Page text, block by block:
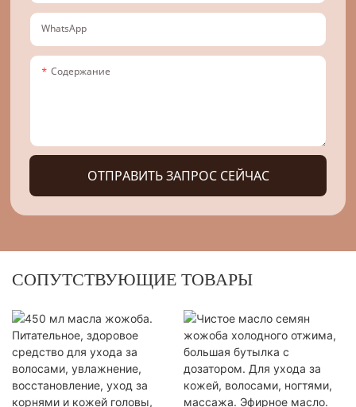
WhatsApp
Содержание
ОТПРАВИТЬ ЗАПРОС СЕЙЧАС
СОПУТСТВУЮЩИЕ ТОВАРЫ